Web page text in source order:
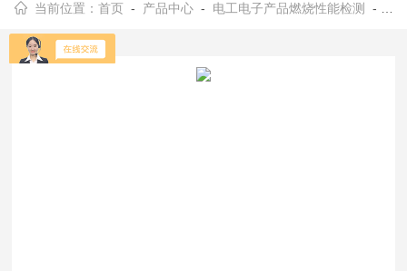
当前位置：首页 - 产品中心 - 电工电子产品燃烧性能检测 -